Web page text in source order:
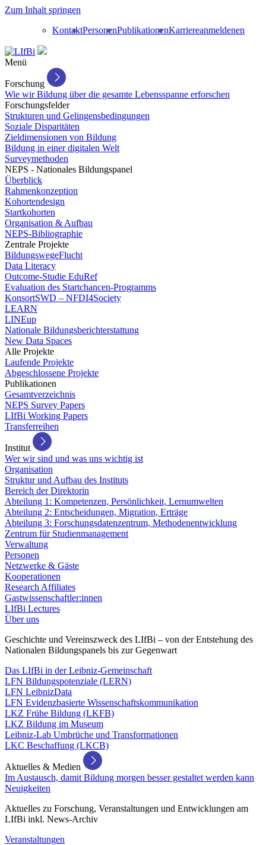
Zum Inhalt springen
KontaktPersonenPublikationenKarriereanmeldenen
Menü
Forschung
Wie wir Bildung über die gesamte Lebensspanne erforschen
Forschungsfelder
Strukturen und Gelingensbedingungen
Soziale Disparitäten
Zieldimensionen von Bildung
Bildung in einer digitalen Welt
Surveymethoden
NEPS - Nationales Bildungspanel
Überblick
Rahmenkonzeption
Kohortendesign
Startkohorten
Organisation & Aufbau
NEPS-Bibliographie
Zentrale Projekte
BildungswegeFlucht
Data Literacy
Outcome-Studie EduRef
Evaluation des Startchancen-Programms
KonsortSWD – NFDI4Society
LEARN
LINEup
Nationale Bildungsberichterstattung
New Data Spaces
Alle Projekte
Laufende Projekte
Abgeschlossene Projekte
Publikationen
Gesamtverzeichnis
NEPS Survey Papers
LIfBi Working Papers
Transferreihen
Institut
Wer wir sind und was uns wichtig ist
Organisation
Struktur und Aufbau des Instituts
Bereich der Direktorin
Abteilung 1: Kompetenzen, Persönlichkeit, Lernumwelten
Abteilung 2: Entscheidungen, Migration, Erträge
Abteilung 3: Forschungsdatenzentrum, Methodenentwicklung
Zentrum für Studienmanagement
Verwaltung
Personen
Netzwerke & Gäste
Kooperationen
Research Affiliates
Gastwissenschaftler:innen
LIfBi Lectures
Über uns
Geschichte und Vereinszweck des LIfBi – von der Entstehung des
Nationalen Bildungspanels bis zur Gegenwart
Das LIfBi in der Leibniz-Gemeinschaft
LFN Bildungspotenziale (LERN)
LFN LeibnizData
LFN Evidenzbasierte Wissenschaftskommunikation
LKZ Frühe Bildung (LKFB)
LKZ Bildung im Museum
Leibniz-Lab Umbrüche und Transformationen
LKC Beschaffung (LKCB)
Aktuelles & Medien
Im Austausch, damit Bildung morgen besser gestaltet werden kann
Neuigkeiten
Aktuelles zu Forschung, Veranstaltungen und Entwicklungen am
LIfBi inkl. News-Archiv
Veranstaltungen